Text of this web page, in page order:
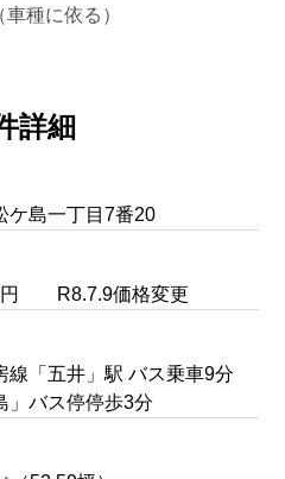
種に依る）
詳細
ケ島一丁目7番20
円 R8.7.9価格変更
線「五井」駅 バス乗車9分
」バス停停歩3分